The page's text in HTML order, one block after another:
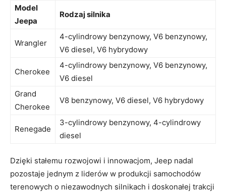
Model
Jeepa
Rodzaj silnika
Wrangler
4-cylindrowy benzynowy, V6 benzynowy,
V6 diesel, V6 hybrydowy
Cherokee
4-cylindrowy benzynowy, V6 benzynowy,
V6 diesel
Grand
Cherokee
V8 benzynowy, V6 ⁢diesel, V6 hybrydowy
Renegade
3-cylindrowy benzynowy, 4-cylindrowy
diesel
Dzięki stałemu rozwojowi i innowacjom, Jeep nadal
pozostaje jednym z liderów w produkcji ​samochodów
terenowych o niezawodnych silnikach ‍i doskonałej trakcji